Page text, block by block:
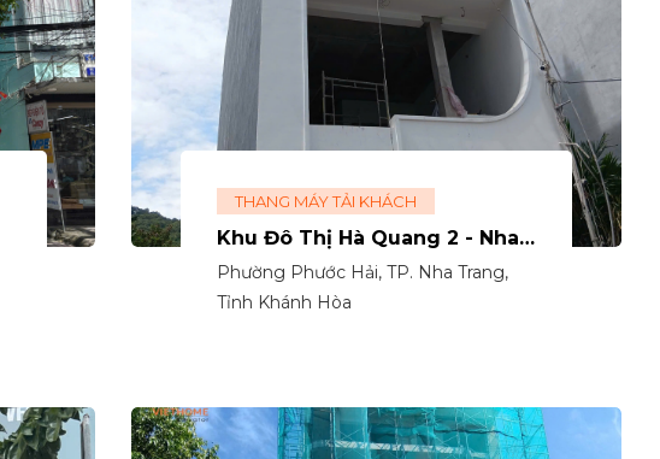
THANG MÁY TẢI KHÁCH
Khu Đô Thị Hà Quang 2 - Nha
Trang
Phường Phước Hải, TP. Nha Trang,
Tỉnh Khánh Hòa